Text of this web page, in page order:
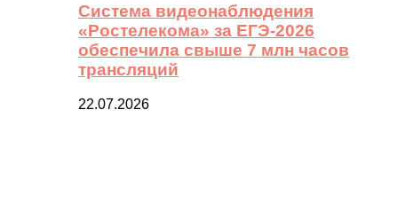
Система видеонаблюдения
«Ростелекома» за ЕГЭ-2026
обеспечила свыше 7 млн часов
трансляций
22.07.2026